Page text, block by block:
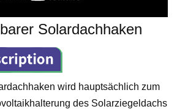
Solardachhaken
wird hauptsächlich zum
des Solarziegeldachs